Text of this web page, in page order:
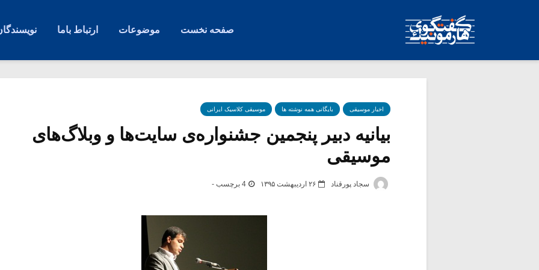
صفحه نخست موضوعات ارتباط باما
اخبار موسیقی بایگانی همه نوشته ها موسیقی کلاسیک ایرانی
بیانیه‌ دبیر پنجمین جشنواره‌ی سایت‌ها و وبلاگ‌های
موسیقی
سجاد پورقناد ۲۶ اردیبهشت ۱۳۹۵ 4 برچسب -